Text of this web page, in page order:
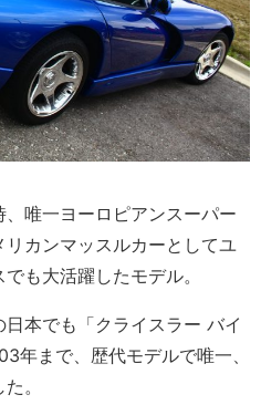
唯一ヨーロピアンスーパー
カンマッスルカーとしてユ
も大活躍したモデル。
日本でも「クライスラー バイ
年まで、歴代モデルで唯一、
。